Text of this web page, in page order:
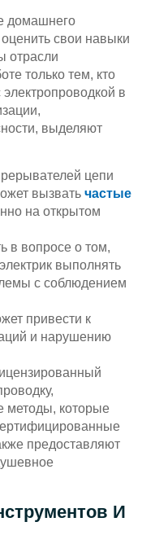
домашнего
свои навыки
отрасли
только тем, кто
в
выделяют
цепи
вызвать частые
на открытом
в вопросе о том,
выполнять
с соблюдением
привести к
и нарушению
методы, которые
предоставляют
И